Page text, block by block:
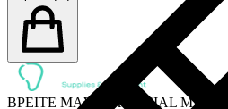
ΒΡΕΙΤΕ ΜΑΣ ΣΤΑ SOCIAL MEDIA: